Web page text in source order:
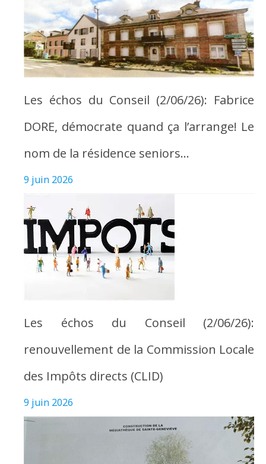
Les échos du Conseil (2/06/26): Fabrice
DORE, démocrate quand ça l’arrange! Le
nom de la résidence seniors…
9 juin 2026
Les échos du Conseil (2/06/26):
renouvellement de la Commission Locale
des Impôts directs (CLID)
9 juin 2026